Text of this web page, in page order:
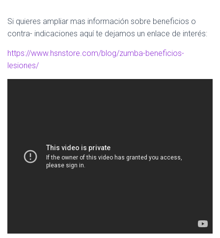
Si quieres ampliar mas información sobre beneficios o
contra- indicaciones aquí te dejamos un enlace de interés:
https://www.hsnstore.com/blog/zumba-beneficios-
lesiones/